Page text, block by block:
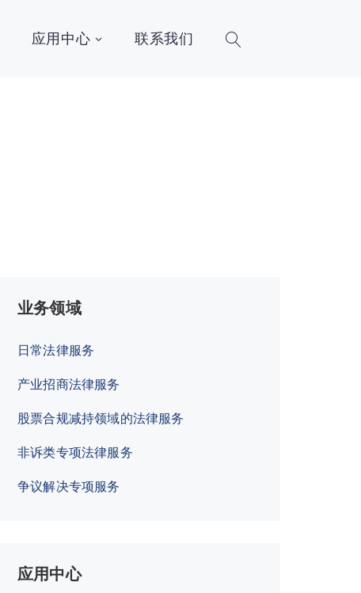
应用中心 联系我们
业务领域
日常法律服务
产业招商法律服务
股票合规减持领域的法律服务
非诉类专项法律服务
争议解决专项服务
应用中心